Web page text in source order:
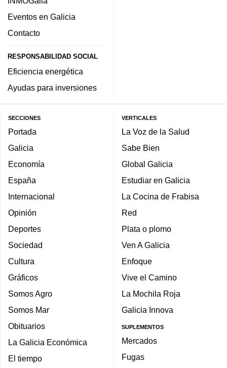
Eventos en Galicia
Contacto
RESPONSABILIDAD SOCIAL
Eficiencia energética
Ayudas para inversiones
SECCIONES
Portada
Galicia
Economía
España
Internacional
Opinión
Deportes
Sociedad
Cultura
Gráficos
Somos Agro
Somos Mar
Obituarios
La Galicia Económica
El tiempo
VERTICALES
La Voz de la Salud
Sabe Bien
Global Galicia
Estudiar en Galicia
La Cocina de Frabisa
Red
Plata o plomo
Ven A Galicia
Enfoque
Vive el Camino
La Mochila Roja
Galicia Innova
SUPLEMENTOS
Mercados
Fugas